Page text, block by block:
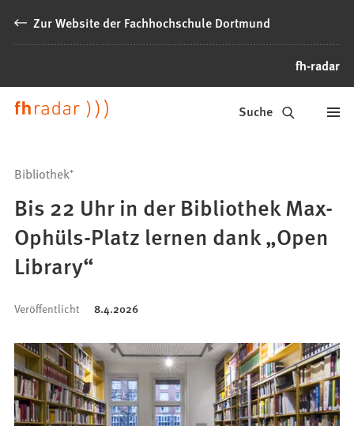
Inhalt anspringen
Zur Website der Fachhochschule Dortmund
fh-radar
News
FH
Dortmund
Suche
Bibliothek⁺
Bis 22 Uhr in der Bibliothek Max-
Ophüls-Platz lernen dank „Open
Library“
Veröffentlicht 8.4.2026